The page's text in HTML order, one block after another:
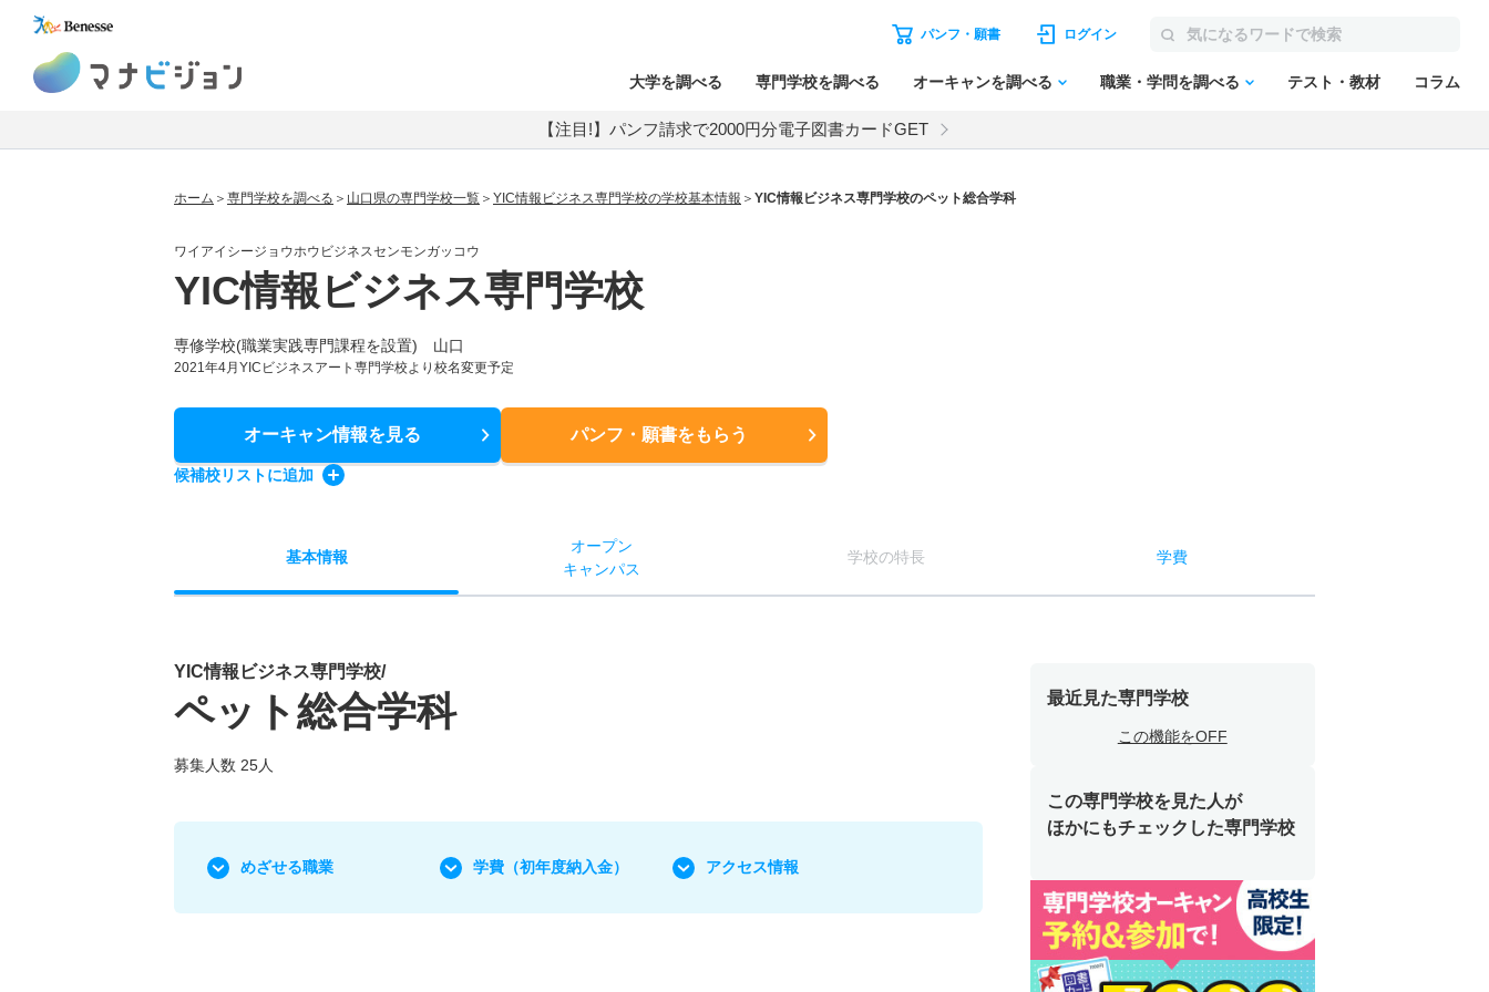
パンフ・願書 ログイン
大学を調べる 専門学校を調べる オーキャンを調べる 職業・学問を調べる テスト・教材 コラム
【注目!】パンフ請求で2000円分電子図書カードGET
ホーム 専門学校を調べる 山口県の専門学校一覧 YIC情報ビジネス専門学校の学校基本情報 YIC情報ビジネス専門学校のペット総合学科
ワイアイシージョウホウビジネスセンモンガッコウ
YIC情報ビジネス専門学校
専修学校(職業実践専門課程を設置) 山口
2021年4月YICビジネスアート専門学校より校名変更予定
オーキャン情報を見る パンフ・願書をもらう
候補校リストに追加
基本情報
オープン
キャンパス
学校の特長 学費
YIC情報ビジネス専門学校/
ペット総合学科
募集人数 25人
めざせる職業 学費 （初年度納入金） アクセス情報
最近見た専門学校
この機能をOFF
この専門学校を見た人が
ほかにもチェックした専門学校